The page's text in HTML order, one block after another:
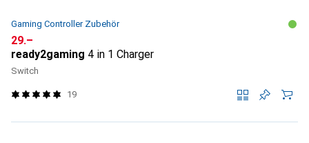
Gaming Controller Zubehör
CHF
29.–
ready2gaming 4 in 1 Charger
Switch
19